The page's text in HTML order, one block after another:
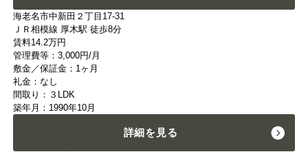
海老名市中新田２丁目17-31
ＪＲ相模線 厚木駅 徒歩8分
賃料14.2万円
管理費等：3,000円/月
敷金／保証金：1ヶ月
礼金：なし
間取り：３LDK
築年月：1990年10月
詳細を見る